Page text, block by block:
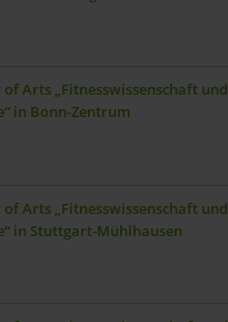
Arts „Fitnesswissenschaft und
in Bonn-Zentrum
Arts „Fitnesswissenschaft und
in Stuttgart-Mühlhausen